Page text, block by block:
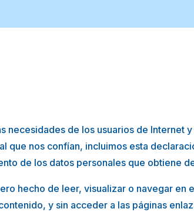
necesidades de los usuarios de Internet
que nos confían, incluimos esta
de los datos personales que obtiene
hecho de leer, visualizar o navegar en
y sin acceder a las páginas